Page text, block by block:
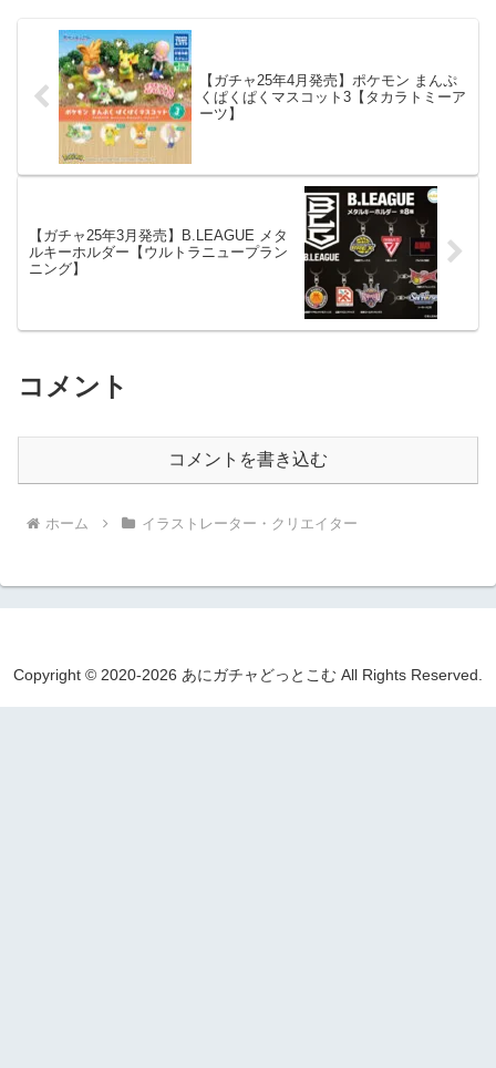
【ガチャ25年4月発売】ポケモン まんぷ
くぱくぱくマスコット3【タカラトミーア
ーツ】
【ガチャ25年3月発売】B.LEAGUE メタ
ルキーホルダー【ウルトラニュープラン
ニング】
コメント
コメントを書き込む
ホーム イラストレーター・クリエイター
Copyright © 2020-2026 あにガチャどっとこむ All Rights Reserved.